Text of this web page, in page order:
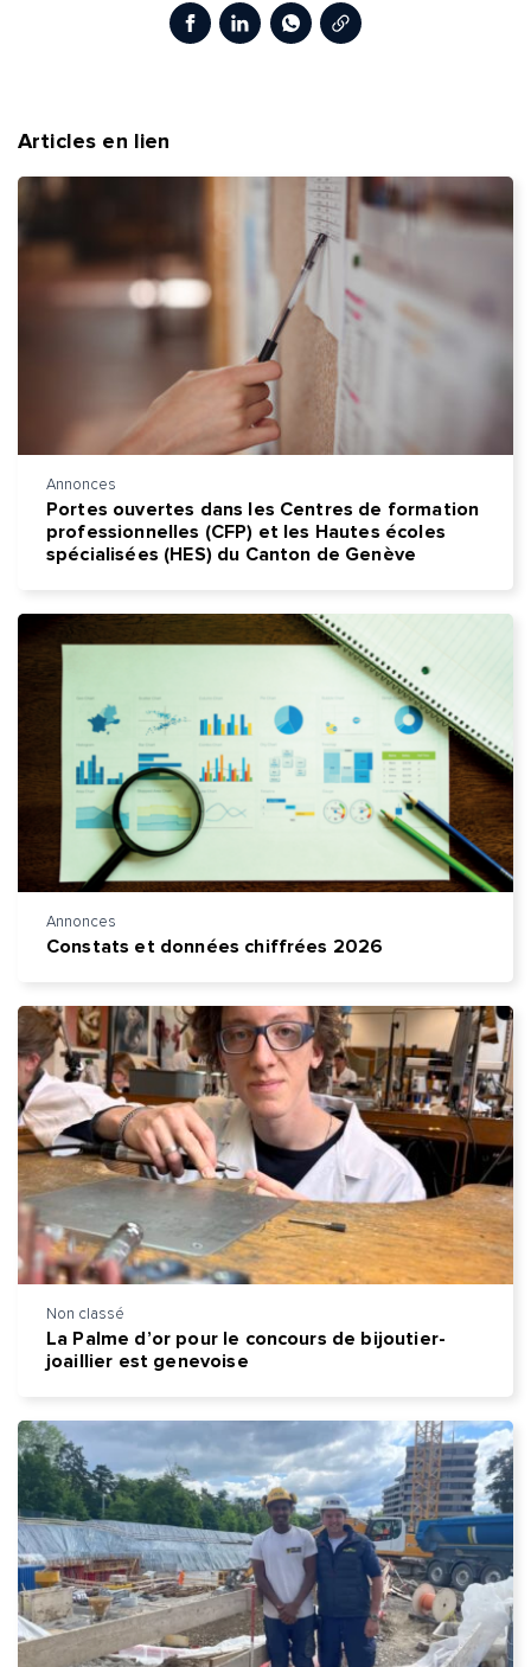
FacebookLinkedInWhatsAppCopier le lien
Articles en lien
Annonces
Portes ouvertes dans les Centres de formation
professionnelles (CFP) et les Hautes écoles
spécialisées (HES) du Canton de Genève
Annonces
Constats et données chiffrées 2026
Non classé
La Palme d’or pour le concours de bijoutier-
joaillier est genevoise
Message*
Commentaire*